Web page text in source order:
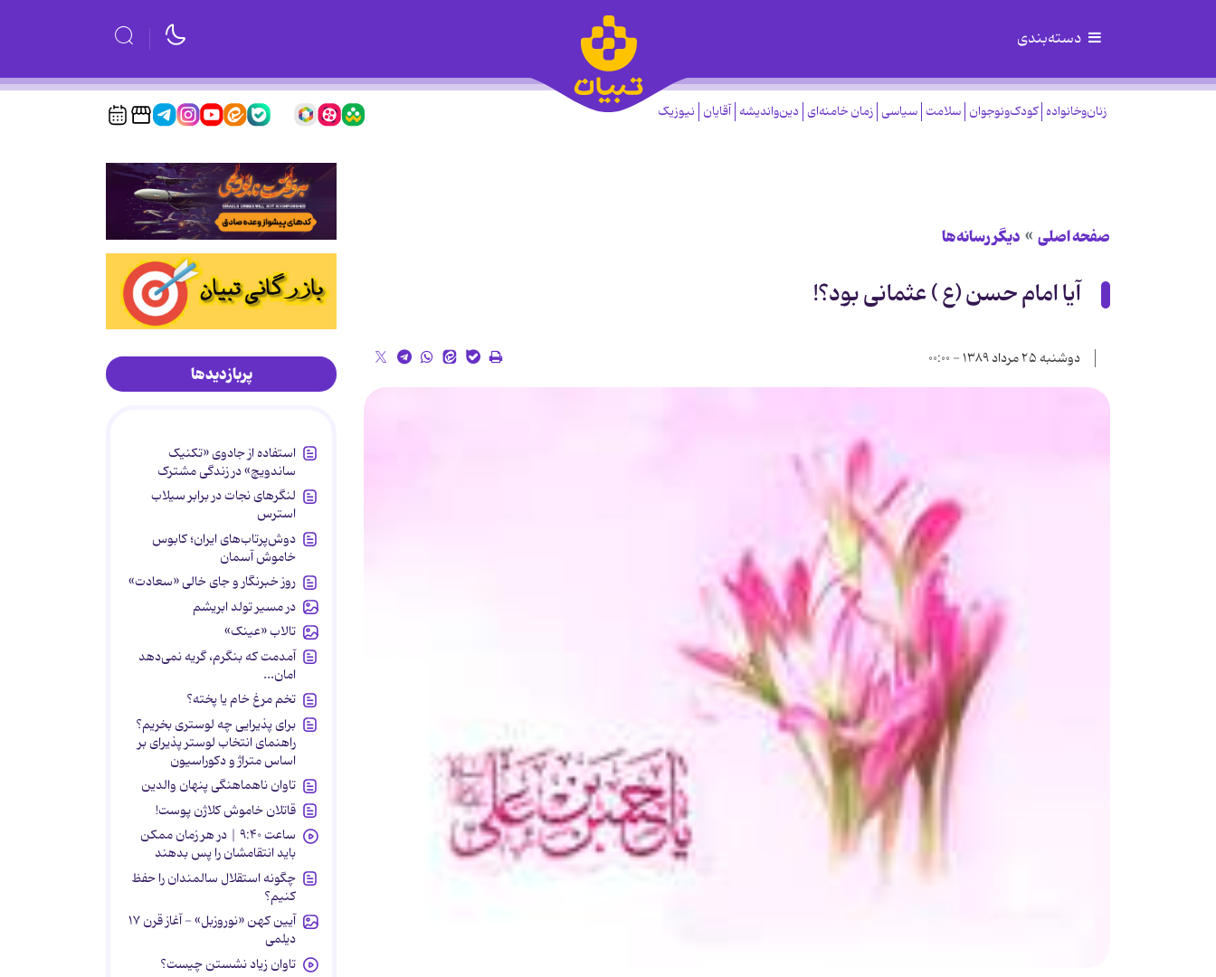
دسته‌بندی
زنان‌وخانواده کودک‌ونوجوان سلامت سیاسی زمان خامنه‌ای دین‌واندیشه آقایان نیوزیک
صفحه اصلی دیگر رسانه‌ها
آيا امام حسن (ع ) عثمانى بود؟!
دوشنبه ۲۵ مرداد ۱۳۸۹ - ۰۰:۰۰
پربازدیدها
استفاده از جادوی «تکنیک
ساندویچ» در زندگی مشترک
لنگرهای نجات در برابر سیلاب
استرس
دوش‌پرتاب‌های ایران؛ کابوس
خاموش آسمان
روز خبرنگار و جای خالی «سعادت»
در مسیر تولد ابریشم
تالاب «عینک»
آمدمت که بنگرم، گریه نمی‌دهد
امان...
تخم مرغ خام یا پخته؟
برای پذیرایی چه لوستری بخریم؟
راهنمای انتخاب لوستر پذیرای بر
اساس متراژ و دکوراسیون
تاوان ناهماهنگی پنهان والدین
قاتلان خاموش کلاژن پوست!
ساعت ۹:۴۰ | در هر زمان ممکن
باید انتقامشان را پس بدهند
چگونه استقلال سالمندان را حفظ
کنیم؟
آیین کهن «نوروزبل» - آغاز قرن ۱۷
دیلمی
تاوان زیاد نشستن چیست؟